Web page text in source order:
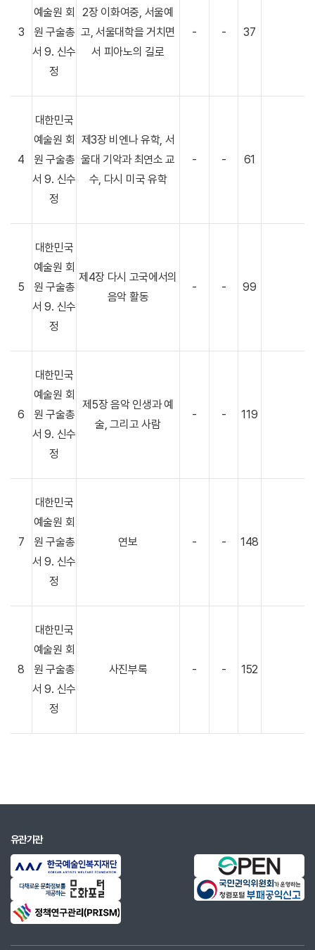
3
예술원 회
원 구술총
서 9. 신수
정
2장 이화여중, 서울예
고, 서울대학을 거치면
서 피아노의 길로
- - 37
4
대한민국
예술원 회
원 구술총
서 9. 신수
정
제3장 비엔나 유학, 서
울대 기악과 최연소 교
수, 다시 미국 유학
- - 61
5
대한민국
예술원 회
원 구술총
서 9. 신수
정
제4장 다시 고국에서의
음악 활동
- - 99
6
대한민국
예술원 회
원 구술총
서 9. 신수
정
제5장 음악 인생과 예
술, 그리고 사람
- - 119
7
대한민국
예술원 회
원 구술총
서 9. 신수
정
연보 - - 148
8
대한민국
예술원 회
원 구술총
서 9. 신수
정
사진부록 - - 152
유관기관